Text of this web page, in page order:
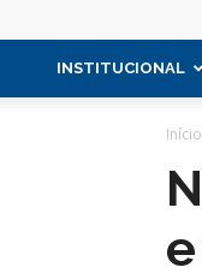
INSTITUCIONAL
Início